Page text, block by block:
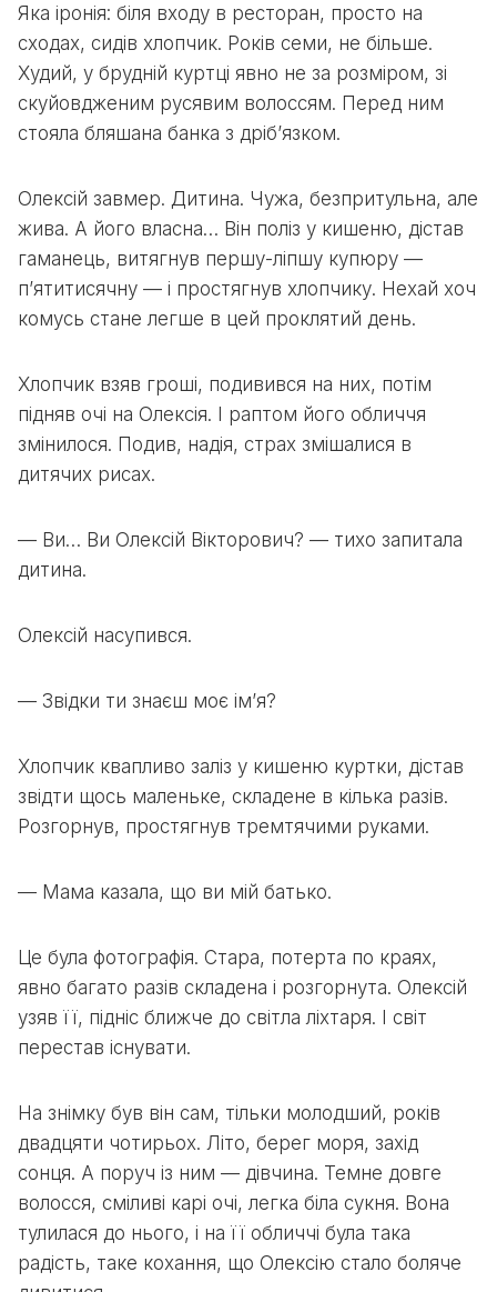
Яка іронія: біля входу в ресторан, просто на
сходах, сидів хлопчик. Років семи, не більше.
Худий, у брудній куртці явно не за розміром, зі
скуйовдженим русявим волоссям. Перед ним
стояла бляшана банка з дріб’язком.
Олексій завмер. Дитина. Чужа, безпритульна, але
жива. А його власна… Він поліз у кишеню, дістав
гаманець, витягнув першу-ліпшу купюру —
п’ятитисячну — і простягнув хлопчику. Нехай хоч
комусь стане легше в цей проклятий день.
Хлопчик взяв гроші, подивився на них, потім
підняв очі на Олексія. І раптом його обличчя
змінилося. Подив, надія, страх змішалися в
дитячих рисах.
— Ви… Ви Олексій Вікторович? — тихо запитала
дитина.
Олексій насупився.
— Звідки ти знаєш моє ім’я?
Хлопчик квапливо заліз у кишеню куртки, дістав
звідти щось маленьке, складене в кілька разів.
Розгорнув, простягнув тремтячими руками.
— Мама казала, що ви мій батько.
Це була фотографія. Стара, потерта по краях,
явно багато разів складена і розгорнута. Олексій
узяв її, підніс ближче до світла ліхтаря. І світ
перестав існувати.
На знімку був він сам, тільки молодший, років
двадцяти чотирьох. Літо, берег моря, захід
сонця. А поруч із ним — дівчина. Темне довге
волосся, сміливі карі очі, легка біла сукня. Вона
тулилася до нього, і на її обличчі була така
радість, таке кохання, що Олексію стало боляче